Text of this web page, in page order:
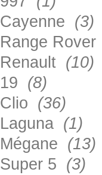
Cayenne (3)
Range Rover
Renault (10)
19 (8)
Clio (36)
Laguna (1)
Mégane (13)
Super 5 (3)